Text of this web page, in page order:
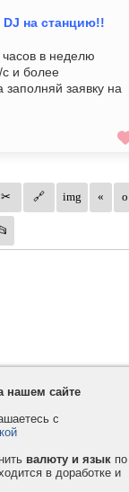
на станцию!!
в неделю
c и более
заявку на
и Cookie
нашем сайте
с
валюту и язык по
в доработке и